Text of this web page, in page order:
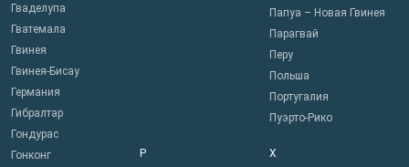
Гваделупа
Гватемала
Гвинея
Гвинея-Бисау
Германия
Гибралтар
Гондурас
Гонконг
Папуа – Новая Гвинея
Парагвай
Перу
Польша
Португалия
Пуэрто-Рико
Р
Х